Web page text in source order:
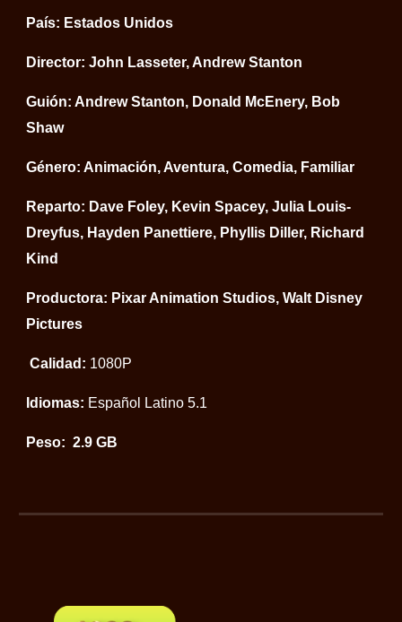
País: Estados Unidos
Director: John Lasseter, Andrew Stanton
Guión: Andrew Stanton, Donald McEnery, Bob
Shaw
Género: Animación, Aventura, Comedia, Familiar
Reparto: Dave Foley, Kevin Spacey, Julia Louis-
Dreyfus, Hayden Panettiere, Phyllis Diller, Richard
Kind
Productora: Pixar Animation Studios, Walt Disney
Pictures
Calidad: 1080P
Idiomas: Español Latino 5.1
Peso: 2.9 GB